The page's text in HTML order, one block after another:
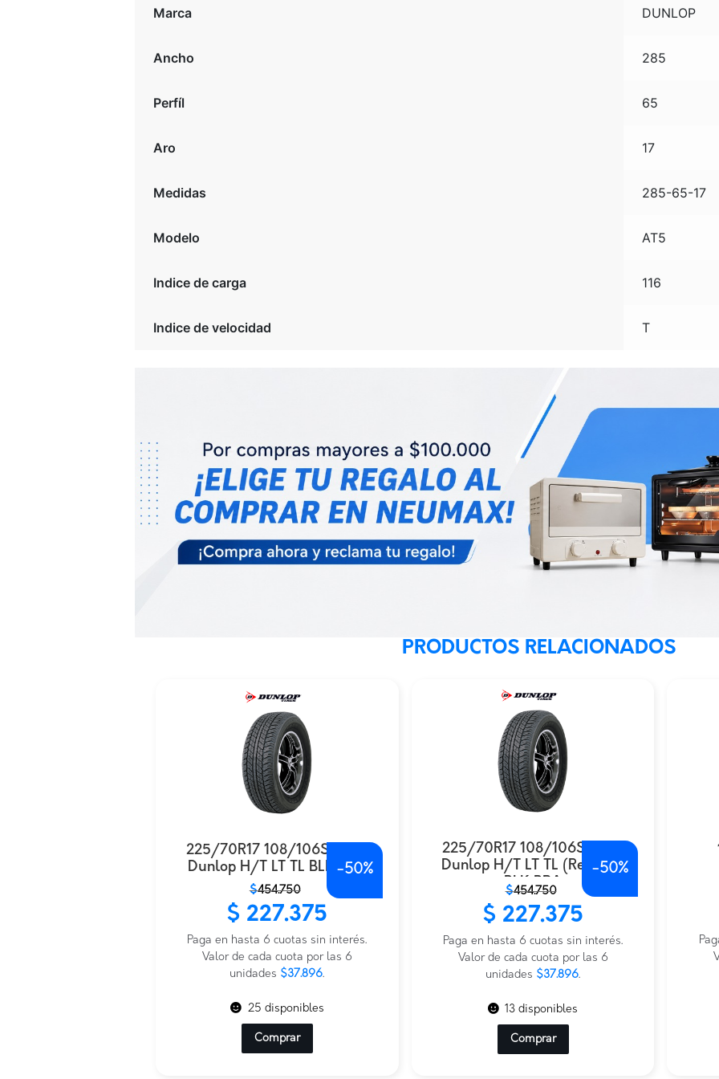
Marca DUNLOP
Ancho 285
Perfíl 65
Aro 17
Medidas 285-65-17
Modelo AT5
Indice de carga 116
Indice de velocidad T
PRODUCTOS RELACIONADOS
225/70R17 108/106S AT20
Dunlop H/T LT TL BLK BRA
$454.750
era:
$454.750.
es:
$227.375.
$ 227.375
Paga en hasta 6 cuotas sin interés.
Valor de cada cuota por las 6
unidades $37.896.
-50%
25 disponibles
Comprar
225/70R17 108/106S AT20
Dunlop H/T LT TL (Retoma)
BLK BRA
$454.750
era:
$454.750.
es:
$227.375.
$ 227.375
Paga en hasta 6 cuotas sin interés.
Valor de cada cuota por las 6
unidades $37.896.
-50%
13 disponibles
Comprar
era:
es: